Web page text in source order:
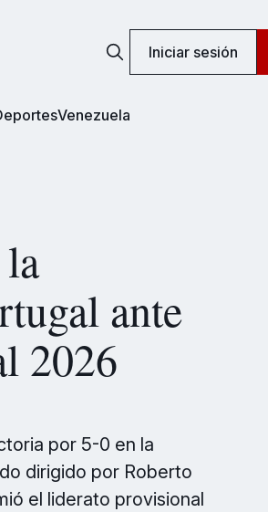
Iniciar sesión
Venezuela
ante
2026
por 5-0 en la
dirigido por Roberto
el liderato provisional